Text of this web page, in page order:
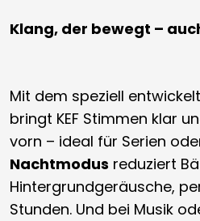
Klang, der bewegt –
Mit dem speziell
bringt KEF Stimmen klar
vorn – ideal für Serien
Nachtmodus reduziert
Hintergrundgeräusche,
Stunden. Und bei Musik